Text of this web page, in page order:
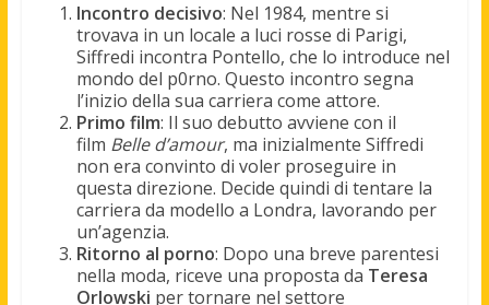
Incontro decisivo: Nel 1984, mentre si
trovava in un locale a luci rosse di Parigi,
Siffredi incontra Pontello, che lo introduce nel
mondo del p0rno. Questo incontro segna
l’inizio della sua carriera come attore.
Primo film: Il suo debutto avviene con il
film Belle d’amour, ma inizialmente Siffredi
non era convinto di voler proseguire in
questa direzione. Decide quindi di tentare la
carriera da modello a Londra, lavorando per
un’agenzia.
Ritorno al porno: Dopo una breve parentesi
nella moda, riceve una proposta da Teresa
Orlowski per tornare nel settore